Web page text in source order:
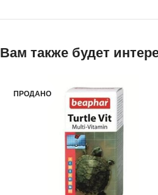
Вам также будет
ПРОДАНО